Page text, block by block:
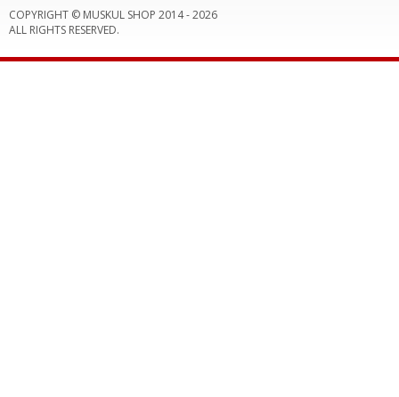
COPYRIGHT © MUSKUL SHOP 2014 -2026
ALL RIGHTS RESERVED.